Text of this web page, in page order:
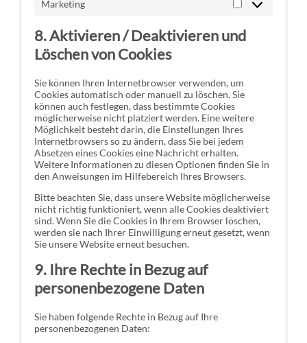
Marketing Marketing
8. Aktivieren / Deaktivieren und
Löschen von Cookies
Sie können Ihren Internetbrowser verwenden, um
Cookies automatisch oder manuell zu löschen. Sie
können auch festlegen, dass bestimmte Cookies
möglicherweise nicht platziert werden. Eine weitere
Möglichkeit besteht darin, die Einstellungen Ihres
Internetbrowsers so zu ändern, dass Sie bei jedem
Absetzen eines Cookies eine Nachricht erhalten.
Weitere Informationen zu diesen Optionen finden Sie in
den Anweisungen im Hilfebereich Ihres Browsers.
Bitte beachten Sie, dass unsere Website möglicherweise
nicht richtig funktioniert, wenn alle Cookies deaktiviert
sind. Wenn Sie die Cookies in Ihrem Browser löschen,
werden sie nach Ihrer Einwilligung erneut gesetzt, wenn
Sie unsere Website erneut besuchen.
9. Ihre Rechte in Bezug auf
personenbezogene Daten
Sie haben folgende Rechte in Bezug auf Ihre
personenbezogenen Daten: